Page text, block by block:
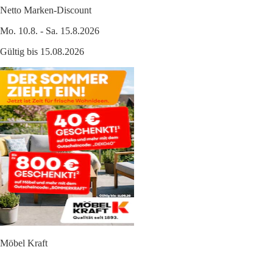
Netto Marken-Discount
Mo. 10.8. - Sa. 15.8.2026
Gültig bis 15.08.2026
Möbel Kraft